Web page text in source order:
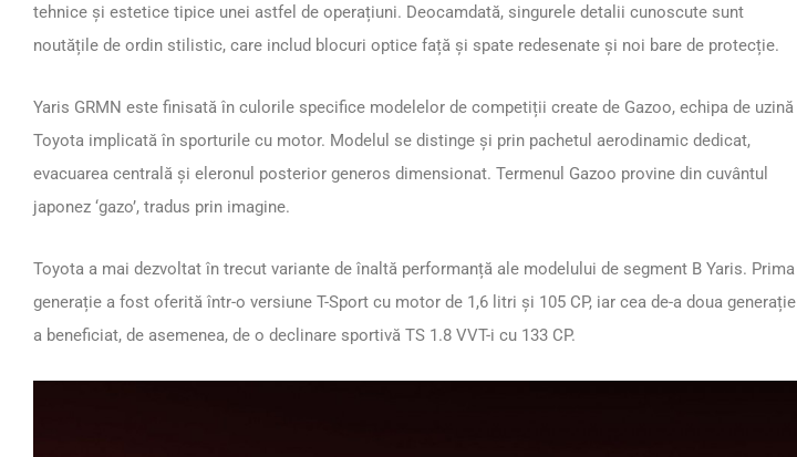
tehnice și estetice tipice unei astfel de operațiuni. Deocamdată, singurele detalii cunoscute sunt
noutățile de ordin stilistic, care includ blocuri optice față și spate redesenate și noi bare de protecție.
Yaris GRMN este finisată în culorile specifice modelelor de competiții create de Gazoo, echipa de uzină
Toyota implicată în sporturile cu motor. Modelul se distinge și prin pachetul aerodinamic dedicat,
evacuarea centrală și eleronul posterior generos dimensionat. Termenul Gazoo provine din cuvântul
japonez ‘gazo’, tradus prin imagine.
Toyota a mai dezvoltat în trecut variante de înaltă performanță ale modelului de segment B Yaris. Prima
generație a fost oferită într-o versiune T-Sport cu motor de 1,6 litri și 105 CP, iar cea de-a doua generație
a beneficiat, de asemenea, de o declinare sportivă TS 1.8 VVT-i cu 133 CP.